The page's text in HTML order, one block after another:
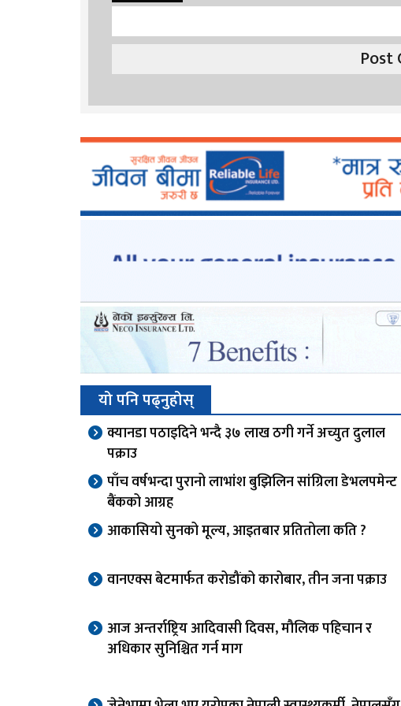
यो पनि पढ्नुहोस्
क्यानडा पठाइदिने भन्दै ३७ लाख ठगी गर्ने अच्युत दुलाल
पक्राउ
पाँच वर्षभन्दा पुरानो लाभांश बुझिलिन सांग्रिला डेभलपमेन्ट
बैंकको आग्रह
आकासियो सुनको मूल्य, आइतबार प्रतितोला कति ?
वानएक्स बेटमार्फत करोडौंको कारोबार, तीन जना पक्राउ
आज अन्तर्राष्ट्रिय आदिवासी दिवस, मौलिक पहिचान र
अधिकार सुनिश्चित गर्न माग